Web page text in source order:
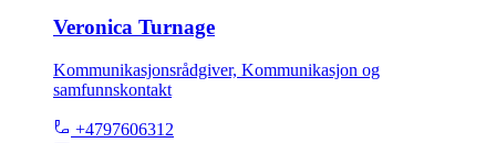
Veronica Turnage
Kommunikasjonsrådgiver, Kommunikasjon og
samfunnskontakt
+4797606312